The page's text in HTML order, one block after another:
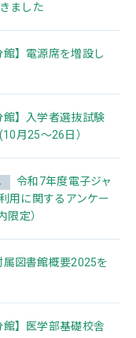
ました
館】電源席を増設し
館】入学者選抜試験
月25～26日）
令和7年度電子ジャ
用に関するアンケー
限定）
属図書館概要2025を
館】医学部基礎校舎